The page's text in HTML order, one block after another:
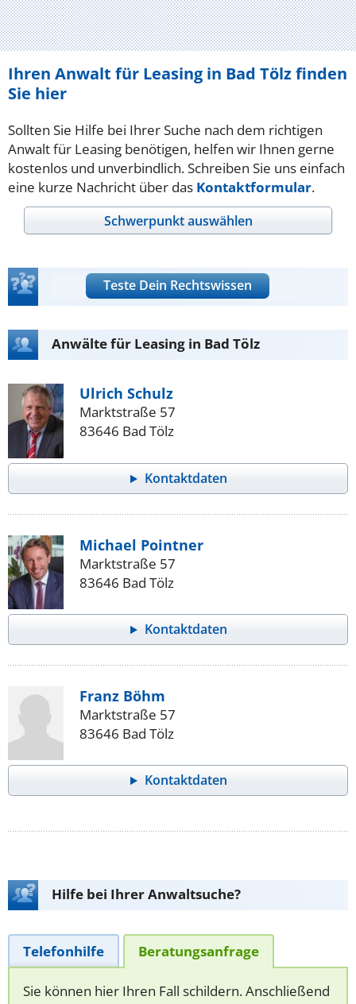
Ihren Anwalt für Leasing in Bad Tölz finden
Sie hier
Sollten Sie Hilfe bei Ihrer Suche nach dem richtigen
Anwalt für Leasing benötigen, helfen wir Ihnen gerne
kostenlos und unverbindlich. Schreiben Sie uns einfach
eine kurze Nachricht über das Kontaktformular.
Schwerpunkt auswählen
Teste Dein Rechtswissen
Anwälte für Leasing in Bad Tölz
Ulrich Schulz
Marktstraße 57
83646 Bad Tölz
Kontaktdaten
Michael Pointner
Marktstraße 57
83646 Bad Tölz
Kontaktdaten
Franz Böhm
Marktstraße 57
83646 Bad Tölz
Kontaktdaten
Hilfe bei Ihrer Anwaltsuche?
Telefonhilfe Beratungsanfrage
Sie können hier Ihren Fall schildern. Anschließend